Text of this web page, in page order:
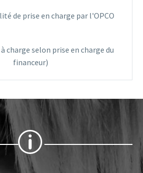
de prise en charge par l'OPCO
charge selon prise en charge du
financeur)
p
p